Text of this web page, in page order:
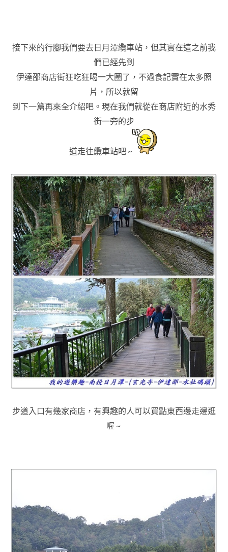
接下來的行腳我們要去日月潭纜車站 ， 但其實在這之前我
們已經先到
伊達邵商店街狂吃狂喝一大圈了 ，不過食記實在太多照
片 ，所以就留
到下一篇再來全介紹吧 。 現在我們就從在商店附近的水秀
街一旁的步
道走往纜車站吧 ~
步道入口有幾家商店，有興趣的人可以買點東西邊走邊逛
喔 ~